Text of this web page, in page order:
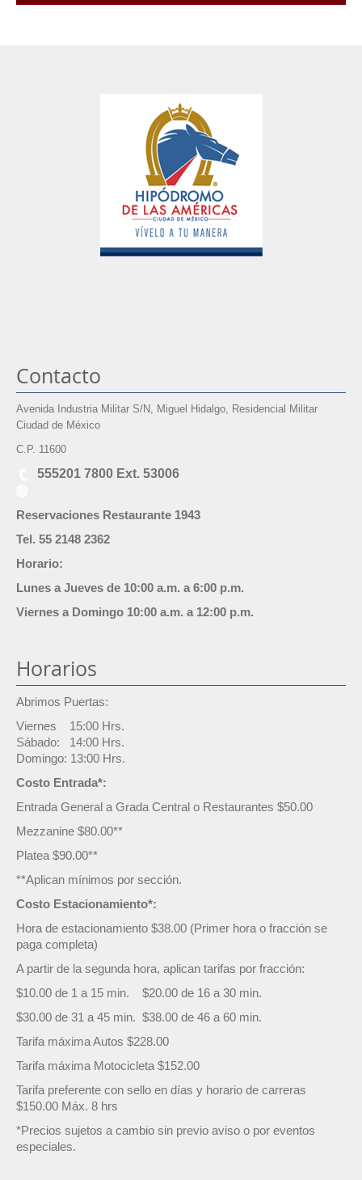
Contacto
Avenida Industria Militar S/N, Miguel Hidalgo, Residencial Militar
Ciudad de México
C.P. 11600
555201 7800 Ext. 53006
Reservaciones Restaurante 1943
Tel. 55 2148 2362
Horario:
Lunes a Jueves de 10:00 a.m. a 6:00 p.m.
Viernes a Domingo 10:00 a.m. a 12:00 p.m.
Horarios
Abrimos Puertas:
Viernes 15:00 Hrs.
Sábado: 14:00 Hrs.
Domingo: 13:00 Hrs.
Costo Entrada*:
Entrada General a Grada Central o Restaurantes $50.00
Mezzanine $80.00**
Platea $90.00**
**Aplican mínimos por sección.
Costo Estacionamiento*:
Hora de estacionamiento $38.00 (Primer hora o fracción se
paga completa)
A partir de la segunda hora, aplican tarifas por fracción:
$10.00 de 1 a 15 min. $20.00 de 16 a 30 min.
$30.00 de 31 a 45 min. $38.00 de 46 a 60 min.
Tarifa máxima Autos $228.00
Tarifa máxima Motocicleta $152.00
Tarifa preferente con sello en días y horario de carreras
$150.00 Máx. 8 hrs
*Precios sujetos a cambio sin previo aviso o por eventos
especiales.